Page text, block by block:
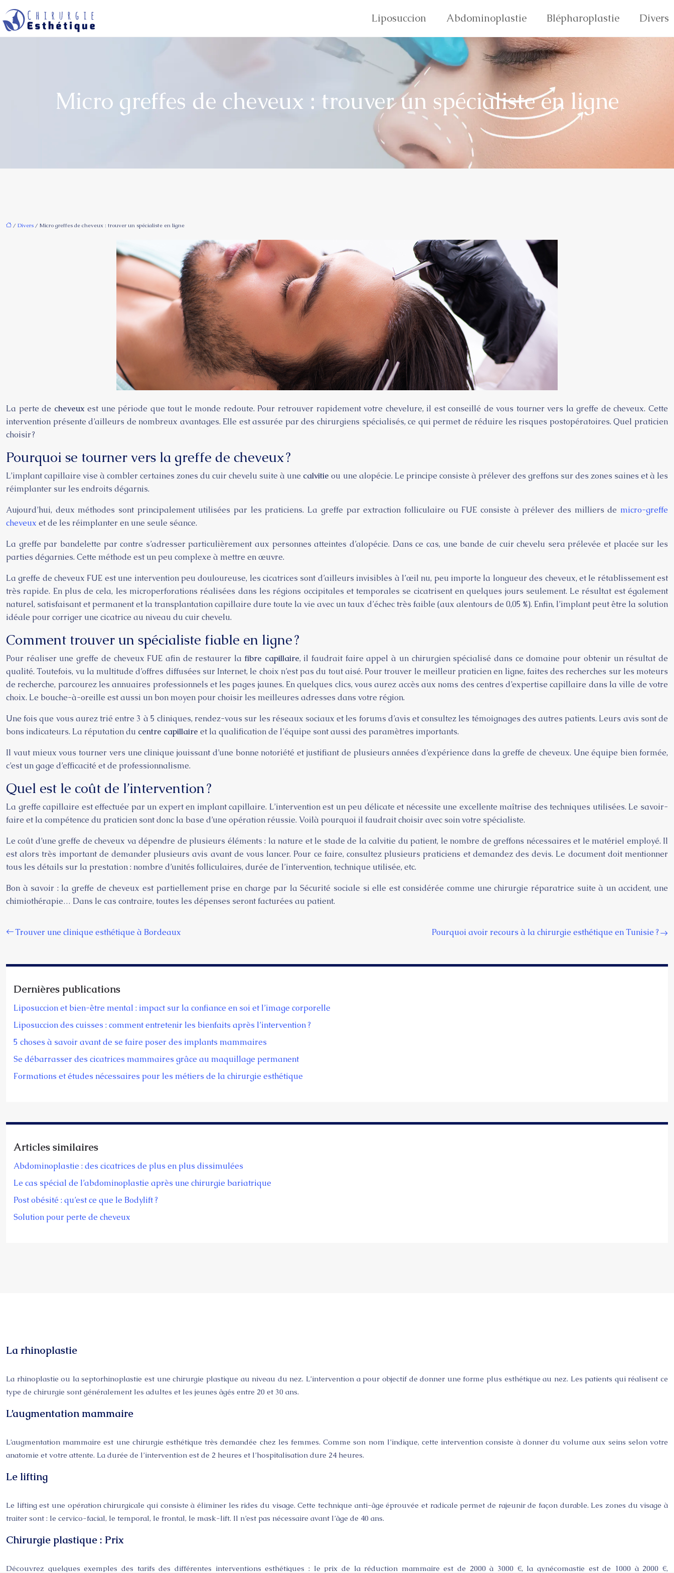
Liposuccion Abdominoplastie Blépharoplastie Divers
Micro greffes de cheveux : trouver un spécialiste en ligne
/ Divers / Micro greffes de cheveux : trouver un spécialiste en ligne
La perte de cheveuxest une période que tout le monde redoute. Pour retrouver rapidement votre chevelure, il est conseillé de vous tourner vers la greffe de cheveux. Cette
intervention présente d’ailleurs de nombreux avantages. Elle est assurée par des chirurgiens spécialisés, ce qui permet de réduire les risques postopératoires. Quel praticien
choisir ?
Pourquoi se tourner vers la greffe de cheveux ?
L’implant capillaire vise à combler certaines zones du cuir chevelu suite à une calvitie ou une alopécie. Le principe consiste à prélever des greffons sur des zones saines et à les
réimplanter sur les endroits dégarnis.
Aujourd’hui, deux méthodes sont principalement utilisées par les praticiens. La greffe par extraction folliculaire ou FUE consiste à prélever des milliers de micro-greffe
cheveux et de les réimplanter en une seule séance.
La greffe par bandelette par contre s’adresser particulièrement aux personnes atteintes d’alopécie. Dans ce cas, une bande de cuir chevelu sera prélevée et placée sur les
parties dégarnies. Cette méthode est un peu complexe à mettre en œuvre.
La greffe de cheveux FUE est une intervention peu douloureuse, les cicatrices sont d’ailleurs invisibles à l’œil nu, peu importe la longueur des cheveux, et le rétablissement est
très rapide. En plus de cela, les microperforations réalisées dans les régions occipitales et temporales se cicatrisent en quelques jours seulement. Le résultat est également
naturel, satisfaisant et permanent et la transplantation capillaire dure toute la vie avec un taux d’échec très faible (aux alentours de 0,05 %). Enfin, l’implant peut être la solution
idéale pour corriger une cicatrice au niveau du cuir chevelu.
Comment trouver un spécialiste fiable en ligne ?
Pour réaliser une greffe de cheveux FUE afin de restaurer la fibre capillaire, il faudrait faire appel à un chirurgien spécialisé dans ce domaine pour obtenir un résultat de
qualité. Toutefois, vu la multitude d’offres diffusées sur Internet, le choix n’est pas du tout aisé. Pour trouver le meilleur praticien en ligne, faites des recherches sur les moteurs
de recherche, parcourez les annuaires professionnels et les pages jaunes. En quelques clics, vous aurez accès aux noms des centres d’expertise capillaire dans la ville de votre
choix. Le bouche-à-oreille est aussi un bon moyen pour choisir les meilleures adresses dans votre région.
Une fois que vous aurez trié entre 3 à 5 cliniques, rendez-vous sur les réseaux sociaux et les forums d’avis et consultez les témoignages des autres patients. Leurs avis sont de
bons indicateurs. La réputation du centre capillaire et la qualification de l’équipe sont aussi des paramètres importants.
Il vaut mieux vous tourner vers une clinique jouissant d’une bonne notoriété et justifiant de plusieurs années d’expérience dans la greffe de cheveux. Une équipe bien formée,
c’est un gage d’efficacité et de professionnalisme.
Quel est le coût de l’intervention ?
La greffe capillaire est effectuée par un expert en implant capillaire. L’intervention est un peu délicate et nécessite une excellente maîtrise des techniques utilisées. Le savoir-
faire et la compétence du praticien sont donc la base d’une opération réussie. Voilà pourquoi il faudrait choisir avec soin votre spécialiste.
Le coût d’une greffe de cheveux va dépendre de plusieurs éléments : la nature et le stade de la calvitie du patient, le nombre de greffons nécessaires et le matériel employé. Il
est alors très important de demander plusieurs avis avant de vous lancer. Pour ce faire, consultez plusieurs praticiens et demandez des devis. Le document doit mentionner
tous les détails sur la prestation : nombre d’unités folliculaires, durée de l’intervention, technique utilisée, etc.
Bon à savoir : la greffe de cheveux est partiellement prise en charge par la Sécurité sociale si elle est considérée comme une chirurgie réparatrice suite à un accident, une
chimiothérapie… Dans le cas contraire, toutes les dépenses seront facturées au patient.
Trouver une clinique esthétique à Bordeaux Pourquoi avoir recours à la chirurgie esthétique en Tunisie ?
Dernières publications
Liposuccion et bien-être mental : impact sur la confiance en soi et l’image corporelle
Liposuccion des cuisses : comment entretenir les bienfaits après l’intervention ?
5 choses à savoir avant de se faire poser des implants mammaires
Se débarrasser des cicatrices mammaires grâce au maquillage permanent
Formations et études nécessaires pour les métiers de la chirurgie esthétique
Articles similaires
Abdominoplastie : des cicatrices de plus en plus dissimulées
Le cas spécial de l’abdominoplastie après une chirurgie bariatrique
Post obésité : qu’est ce que le Bodylift ?
Solution pour perte de cheveux
La rhinoplastie
La rhinoplastie ou la septorhinoplastie est une chirurgie plastique au niveau du nez. L’intervention a pour objectif de donner une forme plus esthétique au nez. Les patients qui réalisent ce
type de chirurgie sont généralement les adultes et les jeunes âgés entre 20 et 30 ans.
L’augmentation mammaire
L’augmentation mammaire est une chirurgie esthétique très demandée chez les femmes. Comme son nom l’indique, cette intervention consiste à donner du volume aux seins selon votre
anatomie et votre attente. La durée de l’intervention est de 2 heures et l’hospitalisation dure 24 heures.
Le lifting
Le lifting est une opération chirurgicale qui consiste à éliminer les rides du visage. Cette technique anti-âge éprouvée et radicale permet de rajeunir de façon durable. Les zones du visage à
traiter sont : le cervico-facial, le temporal, le frontal, le mask-lift. Il n’est pas nécessaire avant l’âge de 40 ans.
Chirurgie plastique : Prix
Découvrez quelques exemples des tarifs des différentes interventions esthétiques : le prix de la réduction mammaire est de 2000 à 3000 €, la gynécomastie est de 1000 à 2000 €,